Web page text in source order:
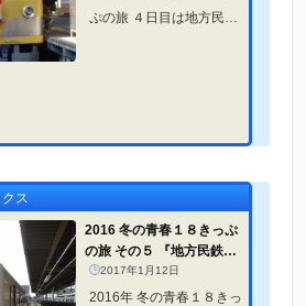
ぷの旅 ４日目は地方民鉄
ス
2016 冬の青春１８きっぷ
の旅 その５ 『地方民鉄ガ
タゴト電子スタンプラリー
ひた...
2017年1月12日
2016年 冬の青春１８きっ